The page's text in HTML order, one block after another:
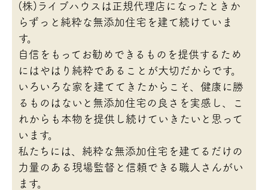
(株)ライブハウスは正規代理店になったときか
らずっと純粋な無添加住宅を建て続けていま
す。
自信をもってお勧めできるものを提供するため
にはやはり純粋であることが大切だからです。
いろいろな家を建ててきたからこそ、健康に勝
るものはないと無添加住宅の良さを実感し、こ
れからも本物を提供し続けていきたいと思って
います。
私たちには、純粋な無添加住宅を建てるだけの
力量のある現場監督と信頼できる職人さんがい
ます。